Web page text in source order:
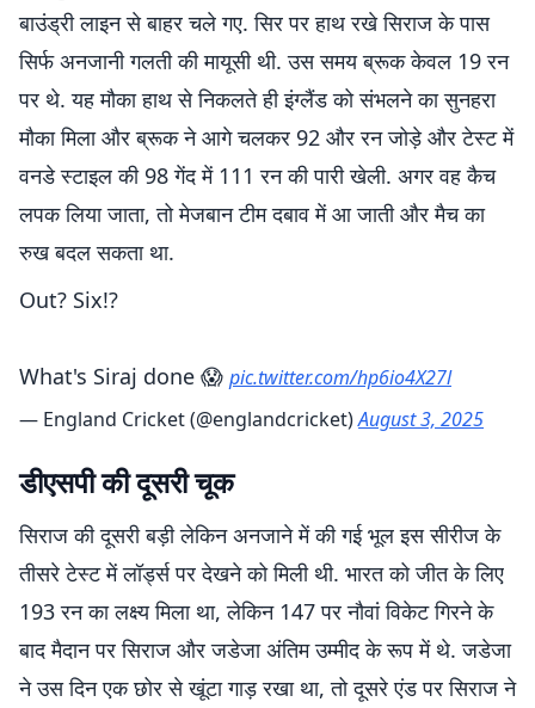
बाउंड्री लाइन से बाहर चले गए. सिर पर हाथ रखे सिराज के पास
सिर्फ अनजानी गलती की मायूसी थी. उस समय ब्रूक केवल 19 रन
पर थे. यह मौका हाथ से निकलते ही इंग्लैंड को संभलने का सुनहरा
मौका मिला और ब्रूक ने आगे चलकर 92 और रन जोड़े और टेस्ट में
वनडे स्टाइल की 98 गेंद में 111 रन की पारी खेली. अगर वह कैच
लपक लिया जाता, तो मेजबान टीम दबाव में आ जाती और मैच का
रुख बदल सकता था.
Out? Six!?
What's Siraj done 😱 pic.twitter.com/hp6io4X27l
— England Cricket (@englandcricket)August 3, 2025
डीएसपी की दूसरी चूक
सिराज की दूसरी बड़ी लेकिन अनजाने में की गई भूल इस सीरीज के
तीसरे टेस्ट में लॉर्ड्स पर देखने को मिली थी. भारत को जीत के लिए
193 रन का लक्ष्य मिला था, लेकिन 147 पर नौवां विकेट गिरने के
बाद मैदान पर सिराज और जडेजा अंतिम उम्मीद के रूप में थे. जडेजा
ने उस दिन एक छोर से खूंटा गाड़ रखा था, तो दूसरे एंड पर सिराज ने